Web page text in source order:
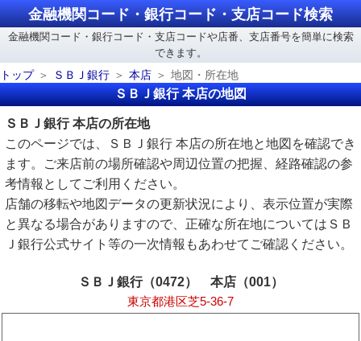
金融機関コード・銀行コード・支店コード検索
金融機関コード・銀行コード・支店コードや店番、支店番号を簡単に検索
できます。
トップ
ＳＢＪ銀行 本店 地図・所在地
ＳＢＪ銀行 本店の地図
ＳＢＪ銀行 本店の所在地
このページでは、ＳＢＪ銀行 本店の所在地と地図を確認でき
ます。ご来店前の場所確認や周辺位置の把握、経路確認の参
考情報としてご利用ください。
店舗の移転や地図データの更新状況により、表示位置が実際
と異なる場合がありますので、正確な所在地についてはＳＢ
Ｊ銀行公式サイト等の一次情報もあわせてご確認ください。
ＳＢＪ銀行（0472） 本店（001）
東京都港区芝5-36-7